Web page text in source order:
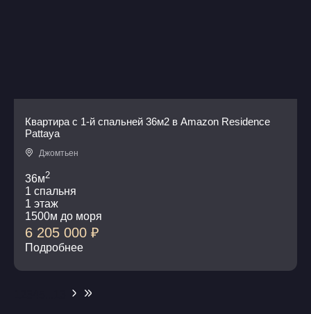
Квартира с 1-й спальней 36м2 в Amazon Residence
Pattaya
Джомтьен
36м2
1 спальня
1 этаж
1500м до моря
6 205 000 ₽
Подробнее